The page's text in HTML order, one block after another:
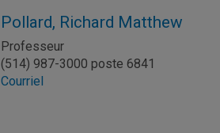
Pollard, Richard Matthew
Professeur
(514) 987-3000 poste 6841
Courriel